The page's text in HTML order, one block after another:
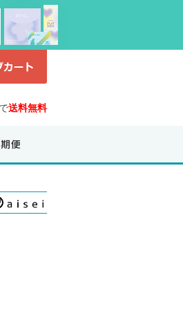
送料無料